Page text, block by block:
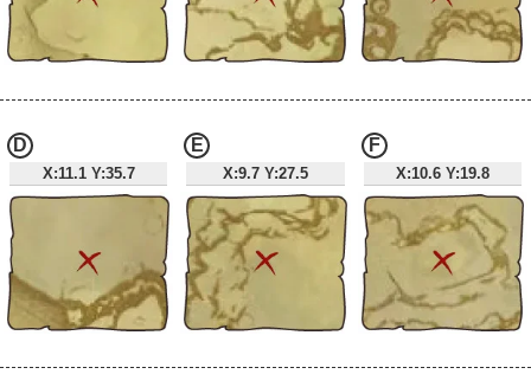
X:11.1 Y:35.7
D
X:9.7 Y:27.5
E
X:10.6 Y:19.8
F